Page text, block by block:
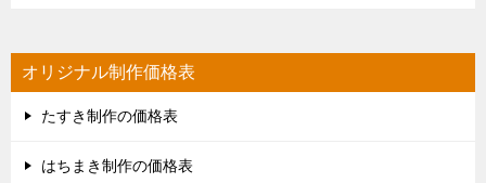
オリジナル制作価格表
たすき制作の価格表
はちまき制作の価格表